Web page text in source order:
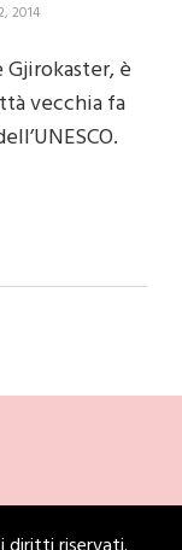
2014
è
vecchia fa